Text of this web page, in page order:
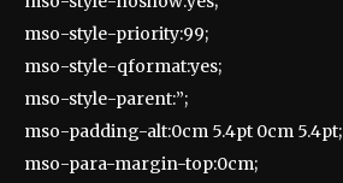
mso-style-priority:99;
mso-style-qformat:yes;
mso-style-parent:”;
mso-padding-alt:0cm 5.4pt 0cm 5.4pt;
mso-para-margin-top:0cm;